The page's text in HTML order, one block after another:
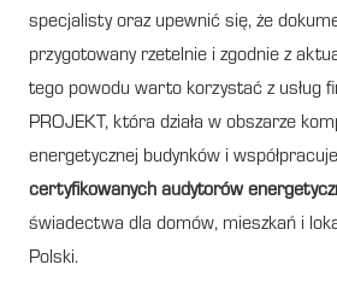
specjalisty oraz upewnić się, że
przygotowany rzetelnie i zgodnie z
tego powodu warto korzystać z usług
PROJEKT, która działa w obszarze
energetycznej budynków i
certyfikowanych audytorów
świadectwa dla domów, mieszkań i
Polski.